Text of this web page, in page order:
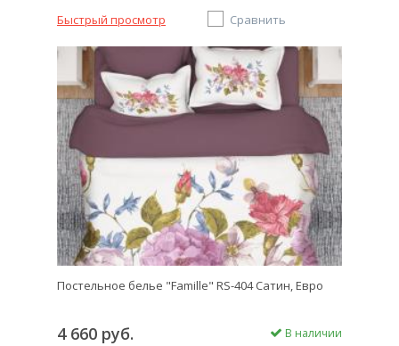
Быстрый просмотр Сравнить
Постельное белье "Famille" RS-404 Сатин, Евро
4 660 руб. В наличии